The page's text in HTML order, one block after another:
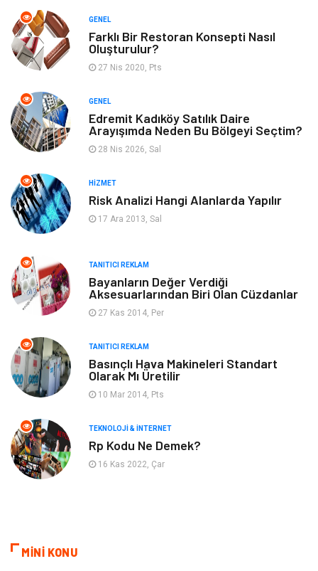
Genel Kültür
Metal
Müzik
Yeme & İçme Anne & Çocuk
Organizasyon Keyif & Hobi
Mobilya diş sağlığı
Bebek Giyim
saç bakımı
kozmetiğin püf noktaları
Doğal Enerji Kaynakları
Mermer
GENEL
Farklı Bir Restoran Konsepti Nasıl
Oluşturulur?
27 Nis 2020, Pts
GENEL
Edremit Kadıköy Satılık Daire
Arayışımda Neden Bu Bölgeyi Seçtim?
28 Nis 2026, Sal
HIZMET
Risk Analizi Hangi Alanlarda Yapılır
17 Ara 2013, Sal
TANITICI REKLAM
Bayanların Değer Verdiği
Aksesuarlarından Biri Olan Cüzdanlar
27 Kas 2014, Per
TANITICI REKLAM
Basınçlı Hava Makineleri Standart
Olarak Mı Üretilir
10 Mar 2014, Pts
TEKNOLOJI & İNTERNET
Rp Kodu Ne Demek?
16 Kas 2022, Çar
MİNİ KONU